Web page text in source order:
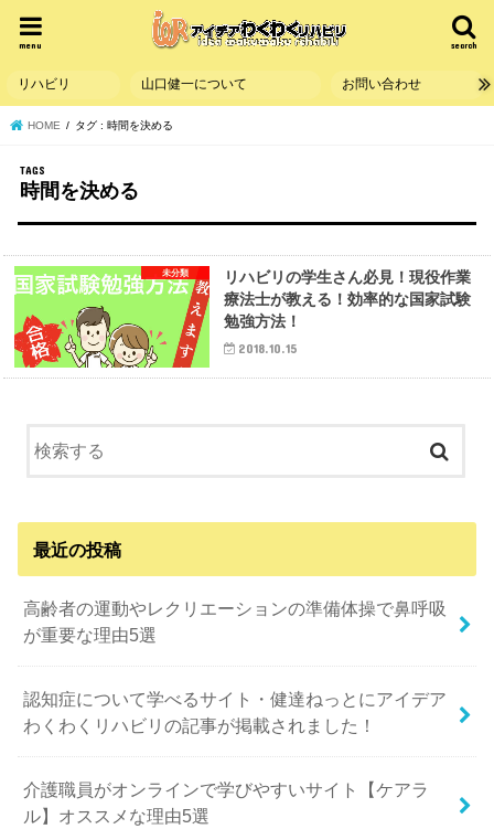
search
menu
リハビリ 山口健一について お問い合わせ
HOME タグ : 時間を決める
時間を決める
未分類
リハビリの学生さん必見！現役作業
療法士が教える！効率的な国家試験
勉強方法！
2018.10.15
最近の投稿
高齢者の運動やレクリエーションの準備体操で鼻呼吸
が重要な理由5選
認知症について学べるサイト・健達ねっとにアイデア
わくわくリハビリの記事が掲載されました！
介護職員がオンラインで学びやすいサイト【ケアラ
ル】オススメな理由5選